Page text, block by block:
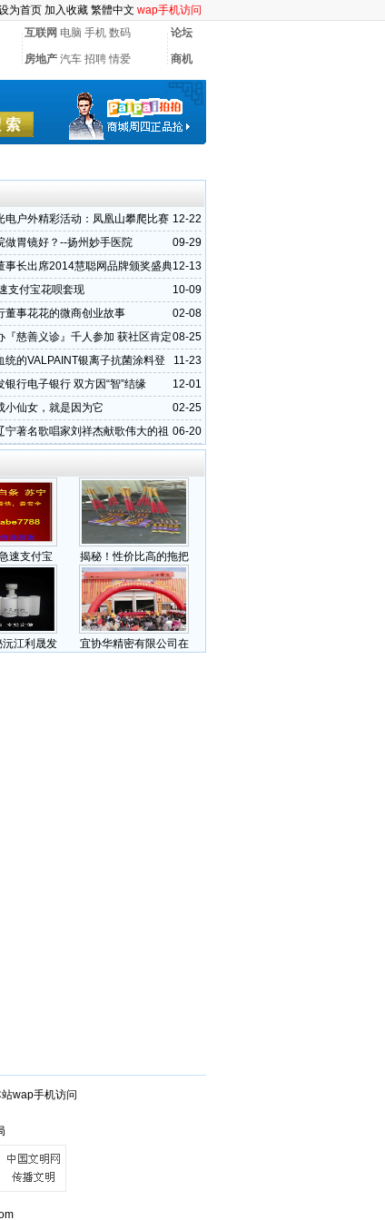
为首页 加入收藏 繁體中文 wap手机访问
互联网 电脑 手机 数码 论坛
房地产 汽车 招聘 情爱 商机
12-22
电户外精彩活动：凤凰山攀爬比赛
09-29
做胃镜好？--扬州妙手医院
12-13
事长出席2014慧聪网品牌颁奖盛典
10-09
支付宝花呗套现
02-08
董事花花的微商创业故事
08-25
『慈善义诊』千人参加 获社区肯定
11-23
统的VALPAINT银离子抗菌涂料登
12-01
银行电子银行 双方因“智”结缘
02-25
小仙女，就是因为它
06-20
宁著名歌唱家刘祥杰献歌伟大的祖
速支付宝 揭秘！性价比高的拖把
江利晟发 宜协华精密有限公司在
wap手机访问